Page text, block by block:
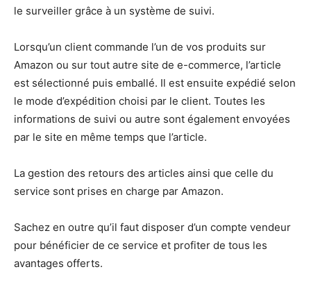
le surveiller grâce à un système de suivi.
Lorsqu’un client commande l’un de vos produits sur
Amazon ou sur tout autre site de e-commerce, l’article
est sélectionné puis emballé. Il est ensuite expédié selon
le mode d’expédition choisi par le client. Toutes les
informations de suivi ou autre sont également envoyées
par le site en même temps que l’article.
La gestion des retours des articles ainsi que celle du
service sont prises en charge par Amazon.
Sachez en outre qu’il faut disposer d’un compte vendeur
pour bénéficier de ce service et profiter de tous les
avantages offerts.